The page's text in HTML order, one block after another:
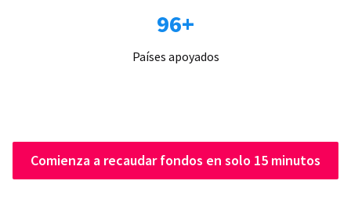
96+
Países apoyados
Comienza a recaudar fondos en solo 15 minutos